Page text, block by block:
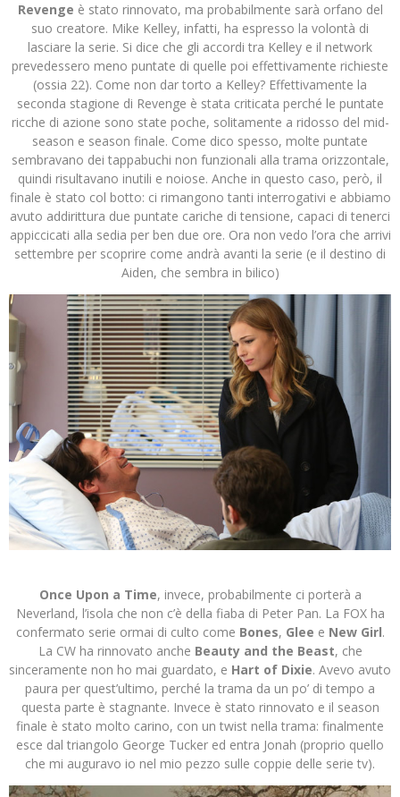
Revenge è stato rinnovato, ma probabilmente sarà orfano del
suo creatore. Mike Kelley, infatti, ha espresso la volontà di
lasciare la serie. Si dice che gli accordi tra Kelley e il network
prevedessero meno puntate di quelle poi effettivamente richieste
(ossia 22). Come non dar torto a Kelley? Effettivamente la
seconda stagione di Revenge è stata criticata perché le puntate
ricche di azione sono state poche, solitamente a ridosso del mid-
season e season finale. Come dico spesso, molte puntate
sembravano dei tappabuchi non funzionali alla trama orizzontale,
quindi risultavano inutili e noiose. Anche in questo caso, però, il
finale è stato col botto: ci rimangono tanti interrogativi e abbiamo
avuto addirittura due puntate cariche di tensione, capaci di tenerci
appiccicati alla sedia per ben due ore. Ora non vedo l’ora che arrivi
settembre per scoprire come andrà avanti la serie (e il destino di
Aiden, che sembra in bilico)
Once Upon a Time, invece, probabilmente ci porterà a
Neverland, l’isola che non c’è della fiaba di Peter Pan. La FOX ha
confermato serie ormai di culto come Bones, Glee e New Girl.
La CW ha rinnovato anche Beauty and the Beast, che
sinceramente non ho mai guardato, e Hart of Dixie. Avevo avuto
paura per quest’ultimo, perché la trama da un po’ di tempo a
questa parte è stagnante. Invece è stato rinnovato e il season
finale è stato molto carino, con un twist nella trama: finalmente
esce dal triangolo George Tucker ed entra Jonah (proprio quello
che mi auguravo io nel mio pezzo sulle coppie delle serie tv).